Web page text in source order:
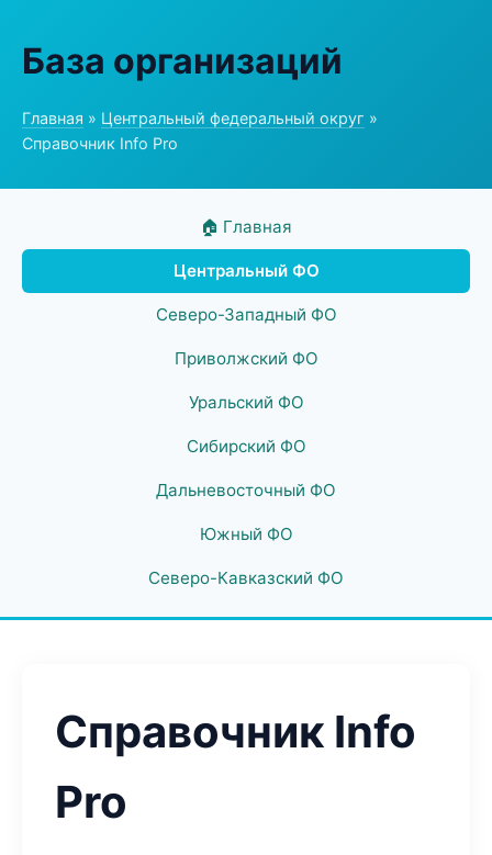
База организаций
Главная » Центральный федеральный округ »
Справочник Info Pro
🏠 Главная
Центральный ФО
Северо-Западный ФО
Приволжский ФО
Уральский ФО
Сибирский ФО
Дальневосточный ФО
Южный ФО
Северо-Кавказский ФО
Справочник Info
Pro